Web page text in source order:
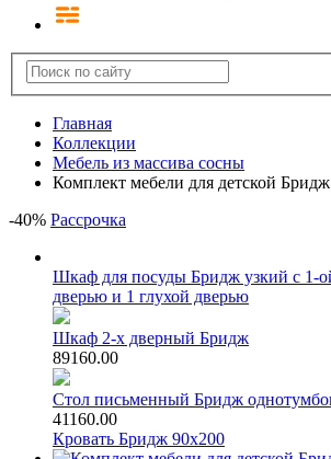
Главная
Коллекции
Мебель из массива сосны
Комплект мебели для детской
-40% Рассрочка
Шкаф для посуды Бридж узкий с 1-
дверью и 1 глухой дверью
Шкаф 2-х дверный Бридж
89160.00
Стол письменный Бридж
41160.00
Кровать Бридж 90х200